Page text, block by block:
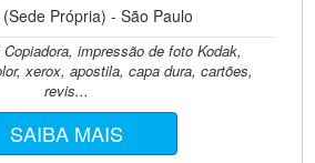
Própria) - São Paulo
impressão de foto Kodak,
xerox, apostila, capa dura, cartões,
revis...
SAIBA MAIS